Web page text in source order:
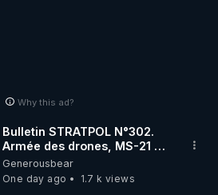
Why this ad?
Bulletin STRATPOL N°302.
Armée des drones, MS-21 en
série, missiles coréens.
07.08.2026.
Generousbear
One day ago
1.7 k views